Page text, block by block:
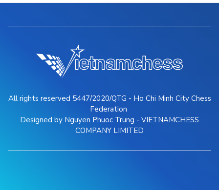
All rights reserved 5447/2020/QTG - Ho Chi Minh City Chess
Federation
Designed by Nguyen Phuoc Trung - VIETNAMCHESS
COMPANY LIMITED